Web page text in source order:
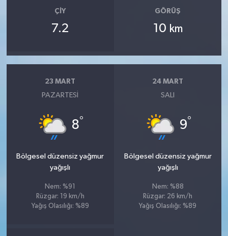
ÇIY
7.2
GÖRÜŞ
10 km
23 MART
PAZARTESI
8°
Bölgesel düzensiz yağmur
yağışlı
Nem: %91
Rüzgar: 19 km/h
Yağış Olasılığı: %89
24 MART
SALI
9°
Bölgesel düzensiz yağmur
yağışlı
Nem: %88
Rüzgar: 26 km/h
Yağış Olasılığı: %89